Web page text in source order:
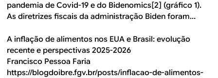
pandemia de Covid-19 e do Bidenomics[2] (gráfico 1).
As diretrizes fiscais da administração Biden foram...
A inflação de alimentos nos EUA e Brasil: evolução
recente e perspectivas 2025-2026
Francisco Pessoa Faria
https://blogdoibre.fgv.br/posts/inflacao-de-alimentos-